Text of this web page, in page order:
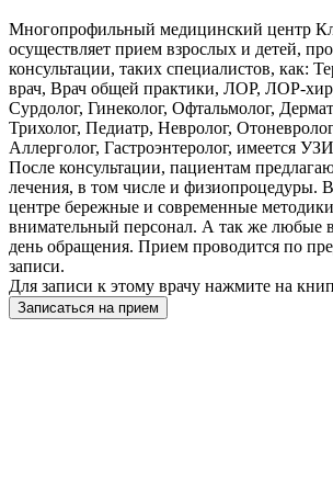
Многопрофильный медицинский центр
осуществляет прием взрослых и детей,
консультации, таких специалистов, как:
врач, Врач общей практики, ЛОР, ЛОР-
Сурдолог, Гинеколог, Офтальмолог,
Трихолог, Педиатр, Невролог,
Аллерголог, Гастроэнтеролог, имеется
После консультации, пациентам
лечения, в том числе и физиопроцедуры.
центре бережные и современные
внимательный персонал. А так же любые
день обращения. Прием проводится по
записи.
Для записи к этому врачу нажмите на
Записаться на прием